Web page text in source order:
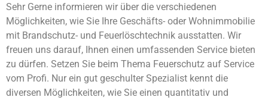
Sehr Gerne informieren wir über die verschiedenen
Möglichkeiten, wie Sie Ihre Geschäfts- oder Wohnimmobilie
mit Brandschutz- und Feuerlöschtechnik ausstatten. Wir
freuen uns darauf, Ihnen einen umfassenden Service bieten
zu dürfen. Setzen Sie beim Thema Feuerschutz auf Service
vom Profi. Nur ein gut geschulter Spezialist kennt die
diversen Möglichkeiten, wie Sie einen quantitativ und